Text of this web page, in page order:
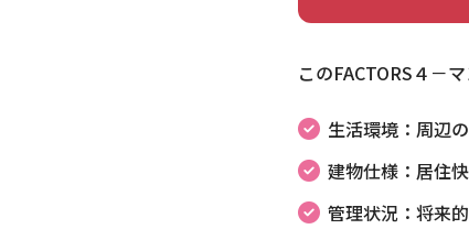
このFACTORS４－
生活環境：周辺
建物仕様：居住
管理状況：将来